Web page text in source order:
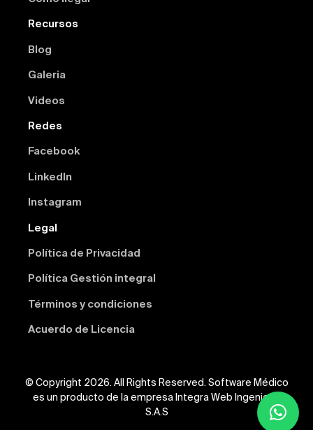
Recursos
Blog
Galeria
Videos
Redes
Facebook
Linkedln
Instagram
Legal
Política de Privacidad
Política Gestión integral
Términos y condiciones
Acuerdo de Licencia
© Copyright 2026. All Rights Reserved. Software Médico
es un producto de la empresa Integra Web Ingeniería
S.A.S